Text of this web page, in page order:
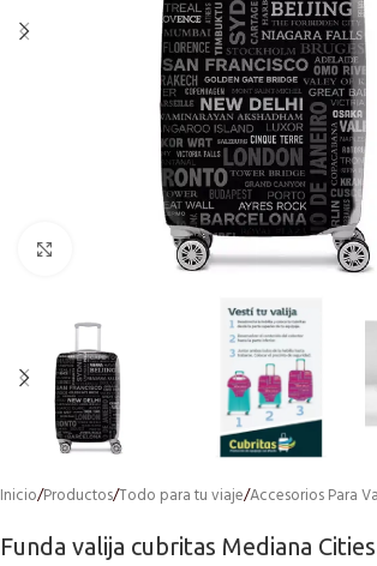
Click to enlarge
Inicio/Productos/Todo para tu viaje/Accesorios Para
Funda valija cubritas Mediana